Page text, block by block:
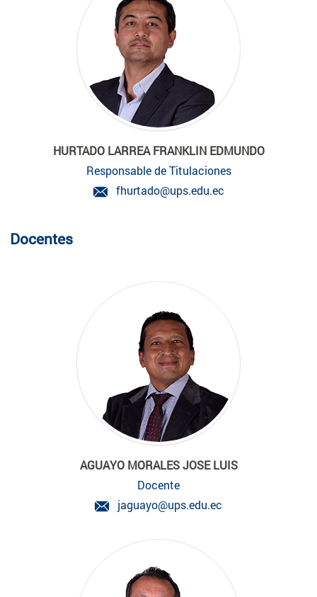
HURTADO LARREA FRANKLIN EDMUNDO
Responsable de Titulaciones
fhurtado@ups.edu.ec
Docentes
AGUAYO MORALES JOSE LUIS
Docente
jaguayo@ups.edu.ec